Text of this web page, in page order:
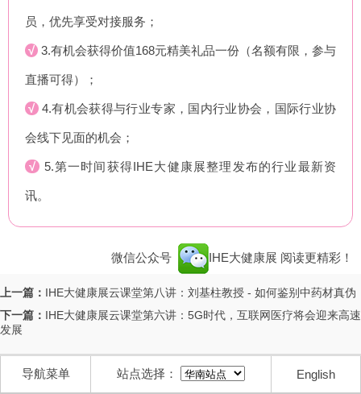
员，优先享受对接服务；
√ 3.有机会获得价值168元精美礼品一份（名额有限，参与
直播可得）；
√4.有机会获得与行业专家，国内行业协会，国际行业协
会线下见面的机会；
√ 5.第一时间获得IHE大健康展整理发布的行业最新资
讯。
微信公众号 IHE大健康展 阅读更精彩！
上一篇： IHE大健康展云课堂第八讲：刘基柱教授 - 如何鉴别中药材真伪
下一篇： IHE大健康展云课堂第六讲：5G时代，互联网医疗将会迎来高速
发展
导航菜单 站点选择： English